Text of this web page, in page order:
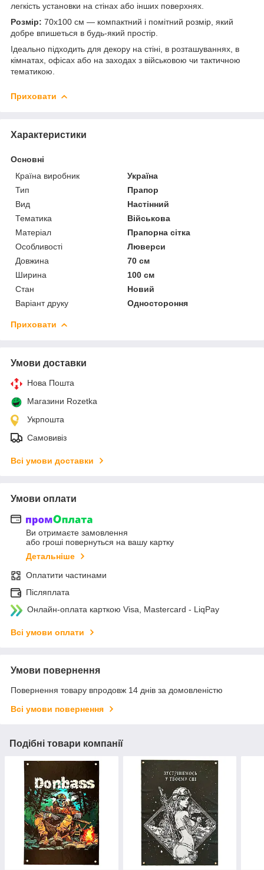
легкість установки на стінах або інших поверхнях.
Розмір: 70х100 см — компактний і помітний розмір, який
добре впишеться в будь-який простір.
Ідеально підходить для декору на стіні, в розташуваннях, в
кімнатах, офісах або на заходах з військовою чи тактичною
тематикою.
Приховати
Характеристики
Основні
Країна виробник
Україна
Тип
Прапор
Вид
Настінний
Тематика
Військова
Матеріал
Прапорна сітка
Особливості
Люверси
Довжина
70 см
Ширина
100 см
Стан
Новий
Варіант друку
Одностороння
Приховати
Умови доставки
Нова Пошта
Магазини Rozetka
Укрпошта
Самовивіз
Всі умови доставки
Умови оплати
Ви отримаєте замовлення
або гроші повернуться на вашу картку
Детальніше
Оплатити частинами
Післяплата
Онлайн-оплата карткою Visa, Mastercard - LiqPay
Всі умови оплати
Умови повернення
Повернення товару впродовж 14 днів за домовленістю
Всі умови повернення
Подібні товари компанії